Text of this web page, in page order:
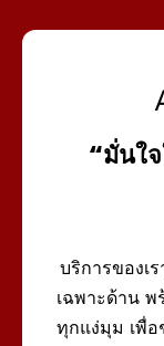
“มั่นใ
บริการของเ
เฉพาะด้าน พ
ทุกแง่มุม เพื่